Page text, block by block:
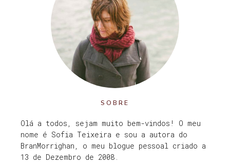
SOBRE
Olá a todos, sejam muito bem-vindos! O meu
nome é Sofia Teixeira e sou a autora do
BranMorrighan, o meu blogue pessoal criado a
13 de Dezembro de 2008.